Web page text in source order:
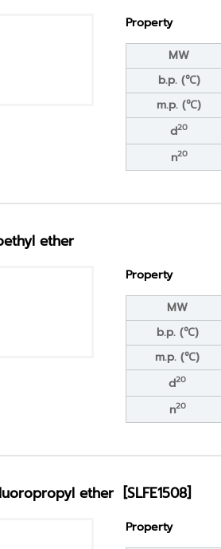
Property
MW
b.p. (℃)
m.p. (℃)
d20
n20
ether
Property
MW
b.p. (℃)
m.p. (℃)
d20
n20
ether [SLFE1508]
Property